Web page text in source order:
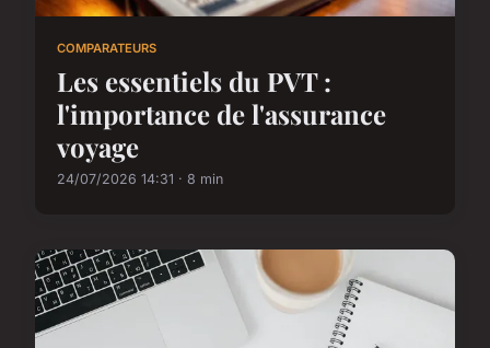
COMPARATEURS
Les essentiels du PVT :
l'importance de l'assurance
voyage
24/07/2026 14:31 · 8 min